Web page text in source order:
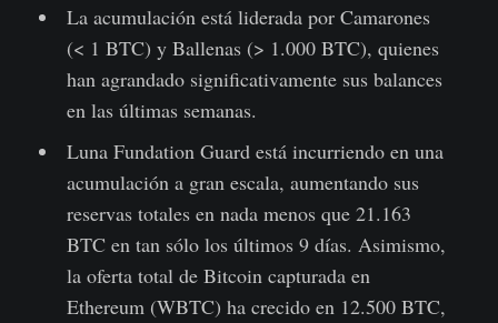
La acumulación está liderada por Camarones
(< 1 BTC) y Ballenas (> 1.000 BTC), quienes
han agrandado significativamente sus balances
en las últimas semanas.
Luna Fundation Guard está incurriendo en una
acumulación a gran escala, aumentando sus
reservas totales en nada menos que 21.163
BTC en tan sólo los últimos 9 días. Asimismo,
la oferta total de Bitcoin capturada en
Ethereum (WBTC) ha crecido en 12.500 BTC,